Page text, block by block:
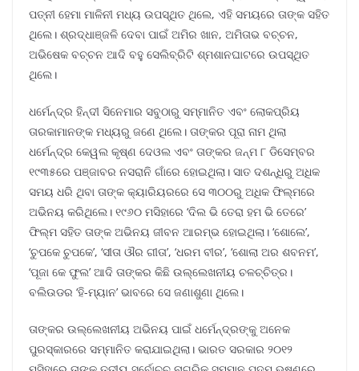
ପତ୍ନୀ ହେମା ମାଳିନୀ ମଧ୍ୟ ଉପସ୍ଥିତ ଥିଲେ, ଏହି ସମୟରେ ତାଙ୍କ ସହିତ
ଥିଲେ। ଶ୍ରଦ୍ଧାଞ୍ଜଳି ଦେବା ପାଇଁ ଅମିର ଖାନ, ଅମିତାଭ ବଚ୍ଚନ,
ଅଭିଷେକ ବଚ୍ଚନ ଆଦି ବହୁ ସେଲିବ୍ରିଟି ଶ୍ମଶାନଘାଟରେ ଉପସ୍ଥିତ
ଥିଲେ।
ଧର୍ମେନ୍ଦ୍ର ହିନ୍ଦୀ ସିନେମାର ସବୁଠାରୁ ସମ୍ମାନିତ ଏବଂ ଲୋକପ୍ରିୟ
ତାରକାମାନଙ୍କ ମଧ୍ୟରୁ ଜଣେ ଥିଲେ। ତାଙ୍କର ପୂରା ନାମ ଥିଲା
ଧର୍ମେନ୍ଦ୍ର କେୱଲ କୃଷ୍ଣ ଦେଓଲ ଏବଂ ତାଙ୍କର ଜନ୍ମ ୮ ଡିସେମ୍ବର
୧୯୩୫ରେ ପଞ୍ଜାବର ନସରାନି ଗାଁରେ ହୋଇଥିଲା। ସାତ ଦଶନ୍ଧିରୁ ଅଧିକ
ସମୟ ଧରି ଥିବା ତାଙ୍କ କ୍ୟାରିୟରରେ ସେ ୩୦୦ରୁ ଅଧିକ ଫିଲ୍ମରେ
ଅଭିନୟ କରିଥିଲେ। ୧୯୬୦ ମସିହାରେ ‘ଦିଲ ଭି ତେରା ହମ ଭି ତେରେ’
ଫିଲ୍ମ ସହିତ ତାଙ୍କ ଅଭିନୟ ଜୀବନ ଆରମ୍ଭ ହୋଇଥିଲା। ‘ଶୋଲେ’,
‘ଚୁପକେ ଚୁପକେ’, ‘ସୀତା ଔର ଗୀତା’, ‘ଧରମ ବୀର’, ‘ଶୋଲା ଅର ଶବନମ’,
‘ପୂଜା କେ ଫୁଲ’ ଆଦି ତାଙ୍କର କିଛି ଉଲ୍ଲେଖନୀୟ ଚଳଚ୍ଚିତ୍ର।
ବଲିଉଡର ‘ହି-ମ୍ୟାନ’ ଭାବରେ ସେ ଜଣାଶୁଣା ଥିଲେ।
ତାଙ୍କର ଉଲ୍ଲେଖନୀୟ ଅଭିନୟ ପାଇଁ ଧର୍ମେନ୍ଦ୍ରଙ୍କୁ ଅନେକ
ପୁରସ୍କାରରେ ସମ୍ମାନିତ କରାଯାଇଥିଲା। ଭାରତ ସରକାର ୨୦୧୨